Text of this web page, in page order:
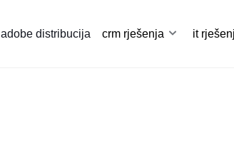
adobe distribucija crm rješenja it